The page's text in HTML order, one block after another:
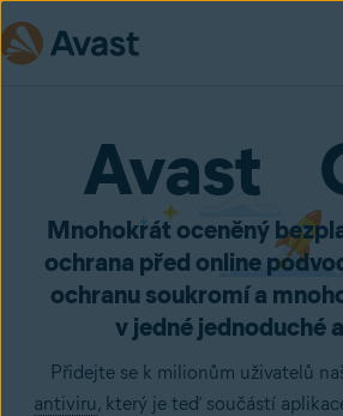
Avast
Mnohokrát oceněný
ochrana před online
ochranu soukromí a
v jedné jednoduché
Přidejte se k milionům uživatelů
antiviru, který je teď součástí